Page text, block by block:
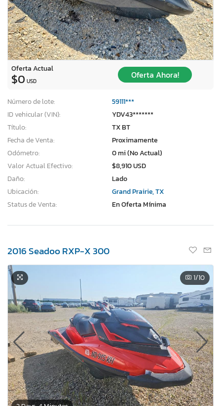
Oferta Actual
$0 USD
Oferta Ahora!
Número de lote:
59111***
ID vehicular (VIN):
YDV43*******
Título:
TX BT
Fecha de Venta:
Proximamente
Odómetro:
0 mi (No Actual)
Valor Actual Efectivo:
$8,910 USD
Daño:
Lado
Ubicación:
Grand Prairie, TX
Status de Venta:
En Oferta Mínima
2016 Seadoo RXP-X 300
1/10